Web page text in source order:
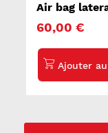
Air bag
3
60,00 €